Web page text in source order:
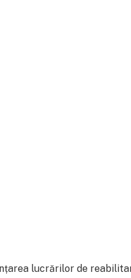
lucrărilor de